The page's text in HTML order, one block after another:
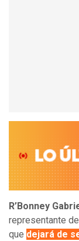
R’Bonney
representante
que dejará de